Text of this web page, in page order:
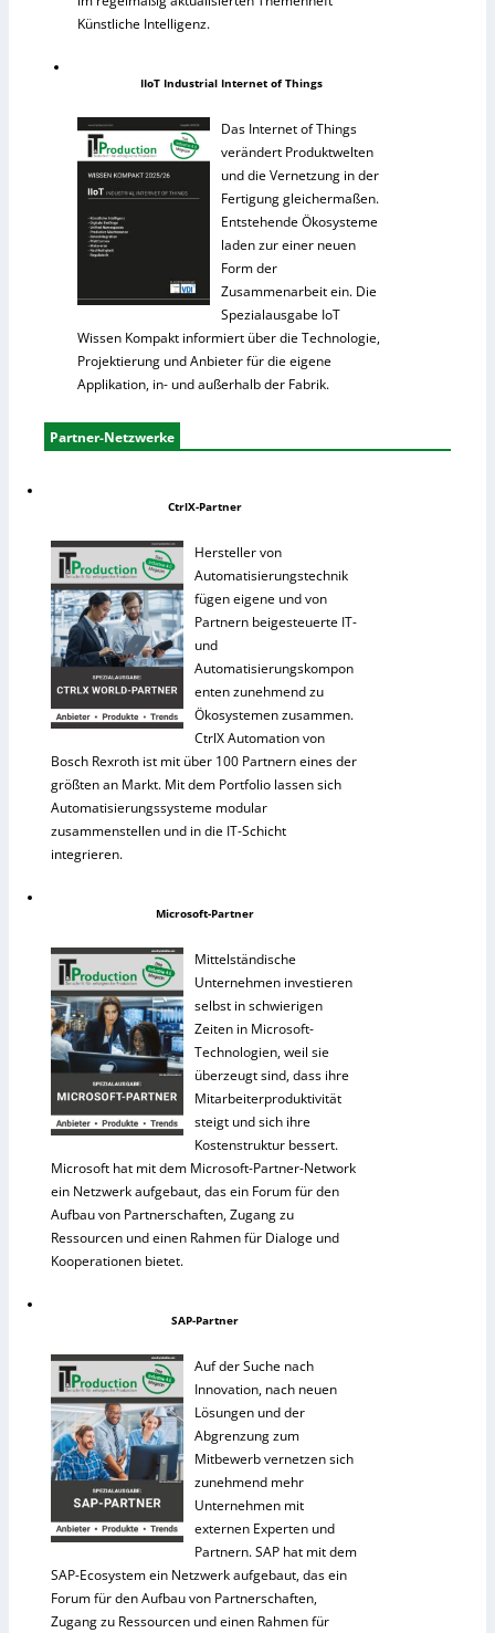
Künstliche Intelligenz.
IIoT Industrial Internet of Things
Das Internet of Things
verändert Produktwelten
und die Vernetzung in der
Fertigung gleichermaßen.
Entstehende Ökosysteme
laden zur einer neuen
Form der
Zusammenarbeit ein. Die
Spezialausgabe IoT
Wissen Kompakt informiert über die Technologie,
Projektierung und Anbieter für die eigene
Applikation, in- und außerhalb der Fabrik.
Partner-Netzwerke
CtrlX-Partner
Hersteller von
Automatisierungstechnik
fügen eigene und von
Partnern beigesteuerte IT-
und
Automatisierungskompon
enten zunehmend zu
Ökosystemen zusammen.
CtrlX Automation von
Bosch Rexroth ist mit über 100 Partnern eines der
größten an Markt. Mit dem Portfolio lassen sich
Automatisierungssysteme modular
zusammenstellen und in die IT-Schicht
integrieren.
Microsoft-Partner
Mittelständische
Unternehmen investieren
selbst in schwierigen
Zeiten in Microsoft-
Technologien, weil sie
überzeugt sind, dass ihre
Mitarbeiterproduktivität
steigt und sich ihre
Kostenstruktur bessert.
Microsoft hat mit dem Microsoft-Partner-Network
ein Netzwerk aufgebaut, das ein Forum für den
Aufbau von Partnerschaften, Zugang zu
Ressourcen und einen Rahmen für Dialoge und
Kooperationen bietet.
SAP-Partner
Auf der Suche nach
Innovation, nach neuen
Lösungen und der
Abgrenzung zum
Mitbewerb vernetzen sich
zunehmend mehr
Unternehmen mit
externen Experten und
Partnern. SAP hat mit dem
SAP-Ecosystem ein Netzwerk aufgebaut, das ein
Forum für den Aufbau von Partnerschaften,
Zugang zu Ressourcen und einen Rahmen für